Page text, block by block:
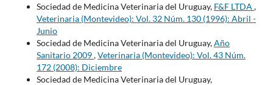
Sociedad de Medicina Veterinaria del Uruguay, F&F LTDA ,
Veterinaria (Montevideo): Vol. 32 Núm. 130 (1996): Abril -
Junio
Sociedad de Medicina Veterinaria del Uruguay,Año
Sanitario 2009,Veterinaria (Montevideo): Vol. 43 Núm.
172 (2008): Diciembre
Sociedad de Medicina Veterinaria del Uruguay,